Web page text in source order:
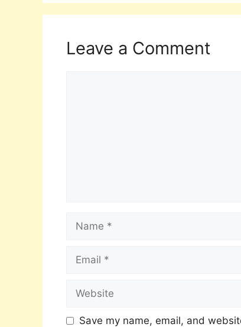
Leave a Comment
Save my name, email, and